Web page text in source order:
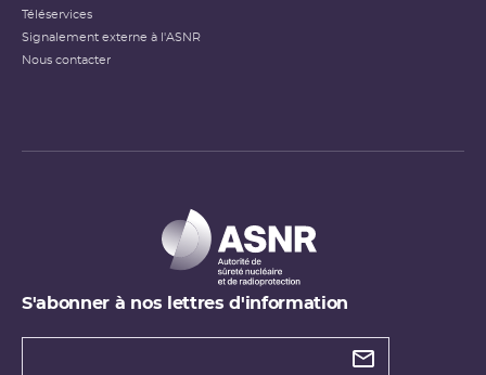
Téléservices
Signalement externe à l'ASNR
Nous contacter
S'abonner à nos lettres d'information
Types de